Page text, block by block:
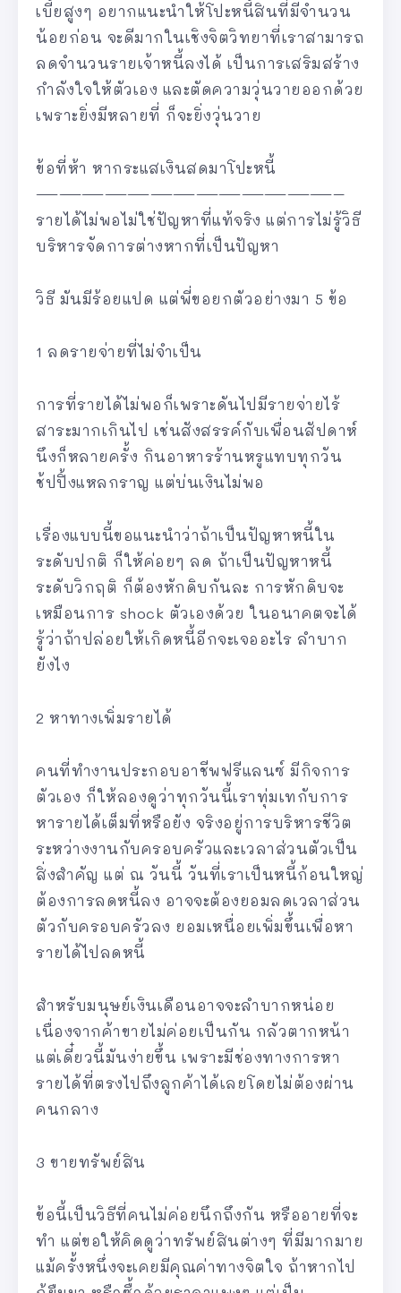
เบี้ยสูงๆ อยากแนะนำให้โปะหนี้สินที่มีจำนวน
น้อยก่อน จะดีมากในเชิงจิตวิทยาที่เราสามารถ
ลดจำนวนรายเจ้าหนี้ลงได้ เป็นการเสริมสร้าง
กำลังใจให้ตัวเอง และตัดความวุ่นวายออกด้วย
เพราะยิ่งมีหลายที่ ก็จะยิ่งวุ่นวาย
ข้อที่ห้า หากระแสเงินสดมาโปะหนี้
—————————————–
รายได้ไม่พอไม่ใช่ปัญหาที่แท้จริง แต่การไม่รู้วิธี
บริหารจัดการต่างหากที่เป็นปัญหา
วิธี มันมีร้อยแปด แต่พี่ขอยกตัวอย่างมา 5 ข้อ
1 ลดรายจ่ายที่ไม่จำเป็น
การที่รายได้ไม่พอก็เพราะดันไปมีรายจ่ายไร้
สาระมากเกินไป เช่นสังสรรค์กับเพื่อนสัปดาห์
นึงก็หลายครั้ง กินอาหารร้านหรูแทบทุกวัน
ช้ปปิ้งแหลกราญ แต่บ่นเงินไม่พอ
เรื่องแบบนี้ขอแนะนำว่าถ้าเป็นปัญหาหนี้ใน
ระดับปกติ ก็ให้ค่อยๆ ลด ถ้าเป็นปัญหาหนี้
ระดับวิกฤติ ก็ต้องหักดิบกันละ การหักดิบจะ
เหมือนการ shock ตัวเองด้วย ในอนาคตจะได้
รู้ว่าถ้าปล่อยให้เกิดหนี้อีกจะเจออะไร ลำบาก
ยังไง
2 หาทางเพิ่มรายได้
คนที่ทำงานประกอบอาชีพฟรีแลนซ์ มีกิจการ
ตัวเอง ก็ให้ลองดูว่าทุกวันนี้เราทุ่มเทกับการ
หารายได้เต็มที่หรือยัง จริงอยู่การบริหารชีวิต
ระหว่างงานกับครอบครัวและเวลาส่วนตัวเป็น
สิ่งสำคัญ แต่ ณ วันนี้ วันที่เราเป็นหนี้ก้อนใหญ่
ต้องการลดหนี้ลง อาจจะต้องยอมลดเวลาส่วน
ตัวกับครอบครัวลง ยอมเหนื่อยเพิ่มขึ้นเพื่อหา
รายได้ไปลดหนี้
สำหรับมนุษย์เงินเดือนอาจจะลำบากหน่อย
เนื่องจากค้าขายไม่ค่อยเป็นกัน กลัวตากหน้า
แต่เดี๋ยวนี้มันง่ายขึ้น เพราะมีช่องทางการหา
รายได้ที่ตรงไปถึงลูกค้าได้เลยโดยไม่ต้องผ่าน
คนกลาง
3 ขายทรัพย์สิน
ข้อนี้เป็นวิธีที่คนไม่ค่อยนึกถึงกัน หรืออายที่จะ
ทำ แต่ขอให้คิดดูว่าทรัพย์สินต่างๆ ที่มีมากมาย
แม้ครั้งหนึ่งจะเคยมีคุณค่าทางจิตใจ ถ้าหากไป